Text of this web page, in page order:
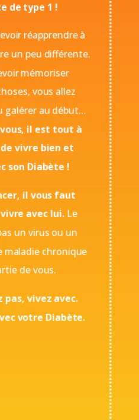
de type 1 !
réapprendre à
un peu différente.
mémoriser
vous allez
galérer au début…
il est tout à
vivre bien et
son Diabète !
il vous faut
avec lui.Le
un virus ou un
maladie chronique
de vous.
vivez avec.
votre Diabète.